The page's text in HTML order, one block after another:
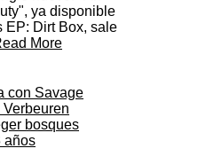
ya disponible
EP: Dirt Box, sale
More